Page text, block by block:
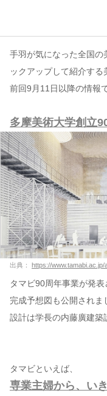
手羽が気になった全国
ックアップして紹介する
前回9月11日以降の情報で
多摩美術大学創立
出典： https://
タマビ90周年事業が発
完成予想図も公開されま
設計は学長の内藤廣建築
タマビといえば、
専業主婦から、い
コンテンツ
運営会社
お問い合わせ